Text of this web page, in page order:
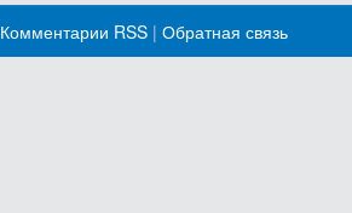
Комментарии RSS | Обратная связь